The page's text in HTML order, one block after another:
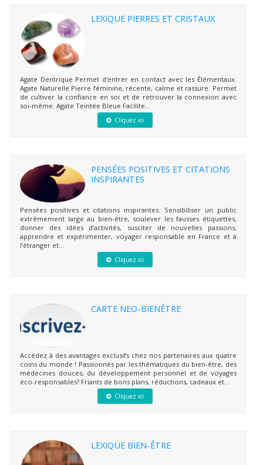
LEXIQUE PIERRES ET CRISTAUX
Agate Dentrique Permet d'entrer en contact avec les Élémentaux.
Agate Naturelle Pierre féminine, récente, calme et rassure. Permet
de cultiver la confiance en soi et de retrouver la connexion avec
soi-même. Agate Teintée Bleue Facilite...
Cliquez ici
PENSÉES POSITIVES ET CITATIONS
INSPIRANTES
Pensées positives et citations inspirantes. Sensibiliser un public
extrêmement large au bien-être, soulever les fausses étiquettes,
donner des idées d’activités, susciter de nouvelles passions,
apprendre et expérimenter, voyager responsable en France et à
l’étranger et...
Cliquez ici
CARTE NEO-BIENÊTRE
Accédez à des avantages exclusifs chez nos partenaires aux quatre
coins du monde ! Passionnés par les thématiques du bien-être, des
médecines douces, du développement personnel et de voyages
éco-responsables? Friants de bons plans, réductions, cadeaux et...
Cliquez ici
LEXIQUE BIEN-ÊTRE